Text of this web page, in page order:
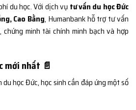
du học. Với dịch vụ tư vấn du học Đức
Cao Bằng, Humanbank hỗ trợ tư vấn
minh tài chính minh bạch và hợp
mới nhất 📄
học Đức, học sinh cần đáp ứng một số